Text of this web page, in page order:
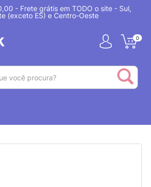
- Frete grátis em TODO o site - Sul,
(exceto ES) e Centro-Oeste
0